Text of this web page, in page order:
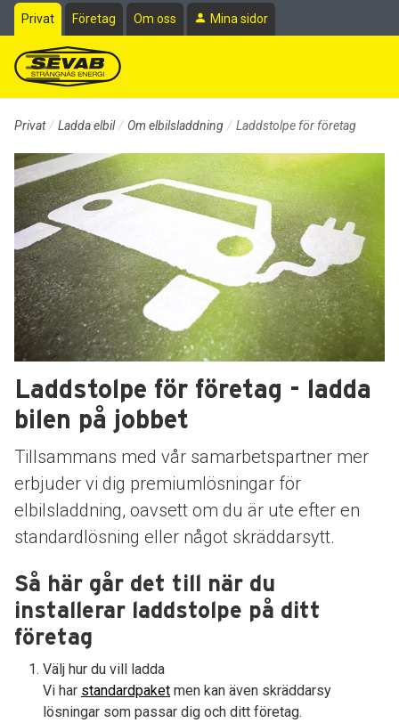
Till sidans huvudinnehåll
Privat Företag Om oss Mina sidor
Privat Ladda elbil Om elbilsladdning Laddstolpe för företag
Laddstolpe för företag - ladda
bilen på jobbet
Tillsammans med vår samarbetspartner mer
erbjuder vi dig premiumlösningar för
elbilsladdning, oavsett om du är ute efter en
standardlösning eller något skräddarsytt.
Så här går det till när du
installerar laddstolpe på ditt
företag
Välj hur du vill ladda
Vi har standardpaket men kan även skräddarsy
lösningar som passar dig och ditt företag.